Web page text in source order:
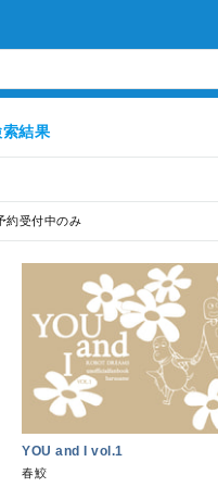
結果
約受付中のみ
YOU and I vol.1
春鮫